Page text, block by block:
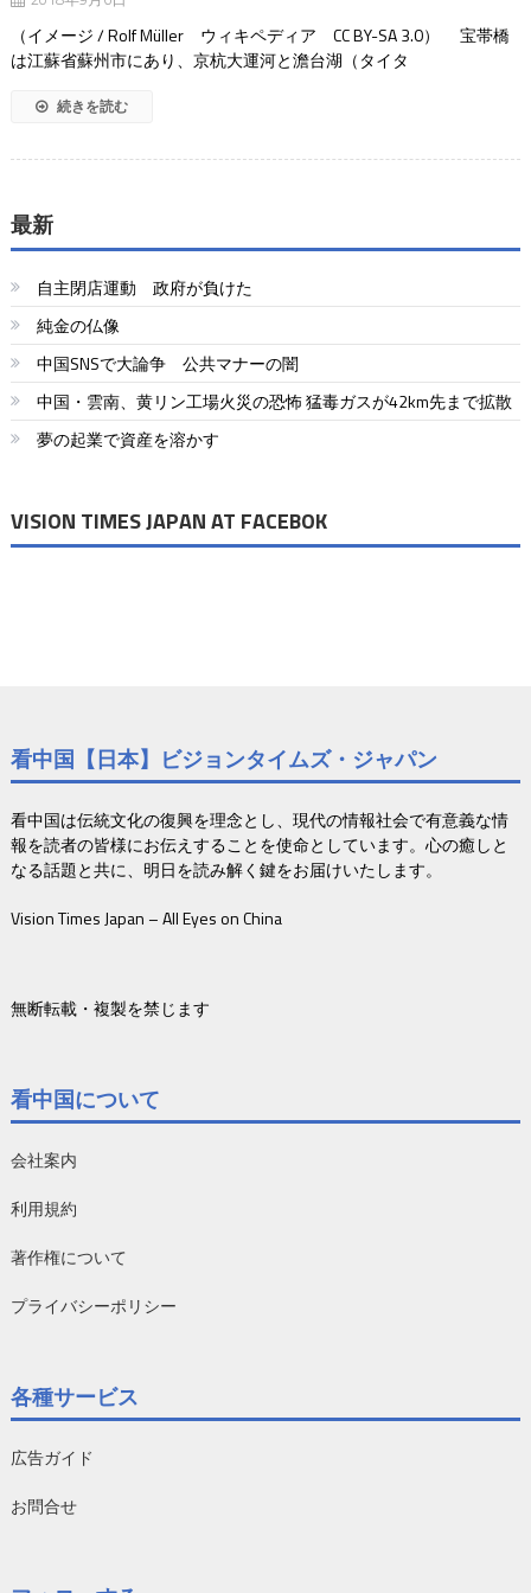
（イメージ / Rolf Müller ウィキペディア CC BY-SA 3.0） 宝帯橋
は江蘇省蘇州市にあり、京杭大運河と澹台湖（タイタ
続きを読む
最新
自主閉店運動 政府が負けた
純金の仏像
中国SNSで大論争 公共マナーの闇
中国・雲南、黄リン工場火災の恐怖 猛毒ガスが42km先まで拡散
夢の起業で資産を溶かす
VISION TIMES JAPAN AT FACEBOK
看中国【日本】ビジョンタイムズ・ジャパン
看中国は伝統文化の復興を理念とし、現代の情報社会で有意義な情
報を読者の皆様にお伝えすることを使命としています。心の癒しと
なる話題と共に、明日を読み解く鍵をお届けいたします。
Vision Times Japan – All Eyes on China
無断転載・複製を禁じます
看中国について
会社案内
利用規約
著作権について
プライバシーポリシー
各種サービス
広告ガイド
お問合せ